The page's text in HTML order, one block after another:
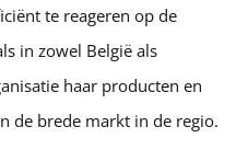
te reageren op de
in zowel België als
haar producten en
de brede markt in de regio.